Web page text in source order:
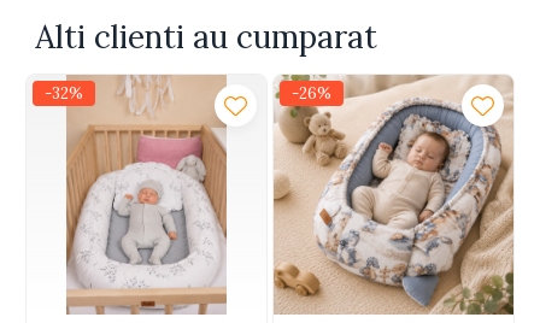
Alti clienti au cumparat
-32% -26%